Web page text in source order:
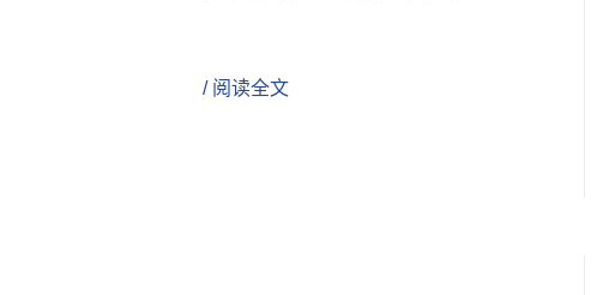
/ 阅读全文